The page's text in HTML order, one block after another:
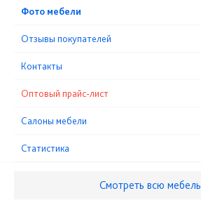
Фото мебели
Отзывы покупателей
Контакты
Оптовый прайс-лист
Cалоны мебели
Статистика
Смотреть всю мебель